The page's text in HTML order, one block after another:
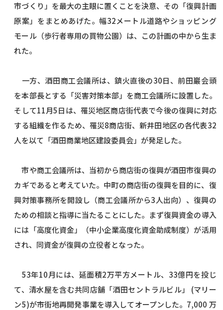
市づくり」を最大の主眼に置くことを決意、その「復興計画
原案」をまとめあげた。幅32メートル道路やショッピング
モール（歩行者専用の買物公園）は、この計画の中から生ま
れた。
一方、酒田商工会議所は、鎮火直後の30日、前田巖会頭
を本部長とする「災害対策本部」を商工会議所に設置した。
そして11月5日は、罹災地区商店街代表で今後の復興に対応
する組織を作るため、罹災8商店街、新井田地区の各代表32
人を以て「酒田商業地区建設委員会」が発足した。
市や商工会議所は、当初から商店街の復興が酒田市復興の
カギであると考えていた。中町の商店街の復興を目的に、復
興対策事務所を開設し（商工会議所から3人出向）、復興の
ための相談と指導に当たることにした。まず復興資金の導入
には「高度化資金」（中小企業高度化資金助成制度）が活用
され、同資金が復興の立役者となった。
53年10月には、延面積2万平方メートル、33億円を投じ
て、清水屋を含む共同店舗「酒田セントラルビル」 (マリー
ン5)が市街地再開発事業を導入してオープンした。7,000 万